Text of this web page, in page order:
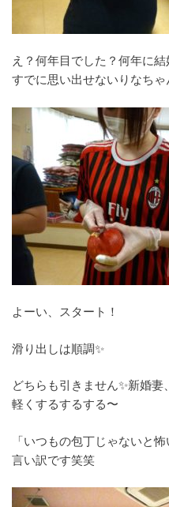
え？何年目でした？何年に
すでに思い出せないりなち
よーい、スタート！
滑り出しは順調✨
どちらも引きません✨新婚
軽くするするする〜
「いつもの包丁じゃないと
言い訳です笑笑